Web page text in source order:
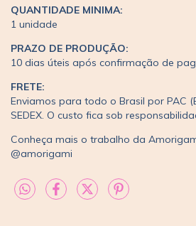
QUANTIDADE MINIMA:
1 unidade
PRAZO DE PRODUÇÃO:
10 dias úteis após confirmação de
FRETE:
Enviamos para todo o Brasil por PAC
SEDEX. O custo fica sob
Conheça mais o trabalho da
@amorigami